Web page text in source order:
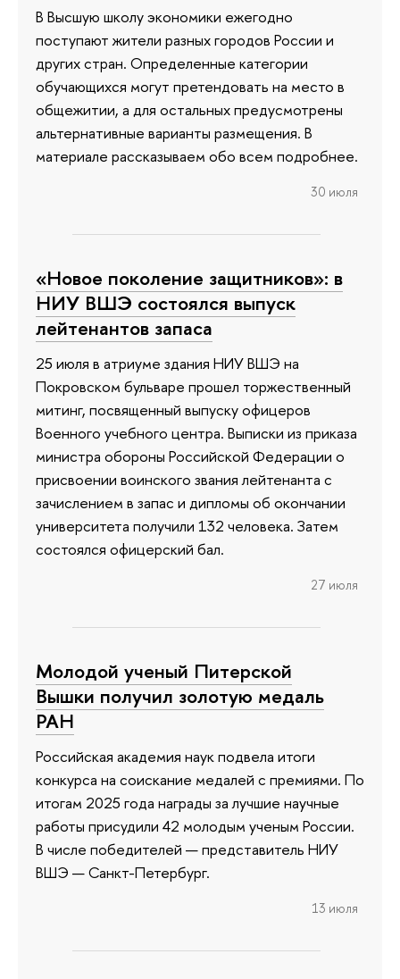
В Высшую школу экономики ежегодно
поступают жители разных городов России и
других стран. Определенные категории
обучающихся могут претендовать на место в
общежитии, а для остальных предусмотрены
альтернативные варианты размещения. В
материале рассказываем обо всем подробнее.
30 июля
«Новое поколение защитников»: в
НИУ ВШЭ состоялся выпуск
лейтенантов запаса
25 июля в атриуме здания НИУ ВШЭ на
Покровском бульваре прошел торжественный
митинг, посвященный выпуску офицеров
Военного учебного центра. Выписки из приказа
министра обороны Российской Федерации о
присвоении воинского звания лейтенанта с
зачислением в запас и дипломы об окончании
университета получили 132 человека. Затем
состоялся офицерский бал.
27 июля
Молодой ученый Питерской
Вышки получил золотую медаль
РАН
Российская академия наук подвела итоги
конкурса на соискание медалей с премиями. По
итогам 2025 года награды за лучшие научные
работы присудили 42 молодым ученым России.
В числе победителей — представитель НИУ
ВШЭ — Санкт-Петербург.
13 июля